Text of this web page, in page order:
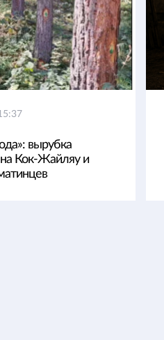
вырубка
Кок-Жайляу и